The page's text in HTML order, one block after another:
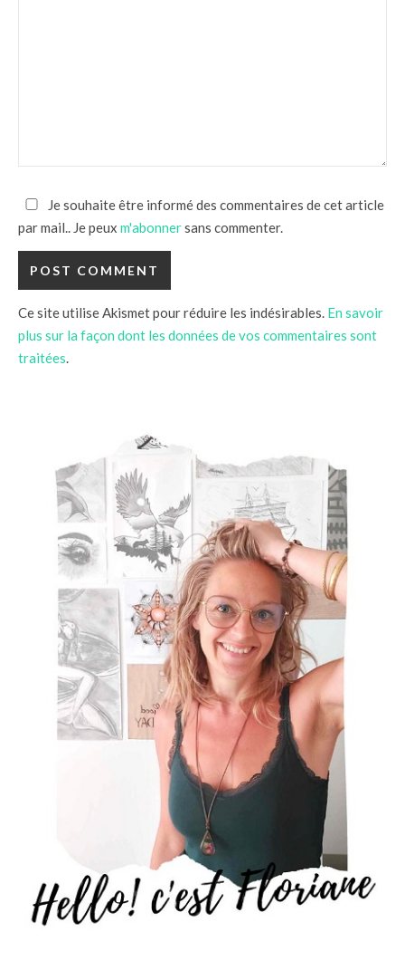
Je souhaite être informé des commentaires de cet article
par mail.. Je peux m'abonnersans commenter.
Ce site utilise Akismet pour réduire les indésirables. En savoir
plus sur la façon dont les données de vos commentaires sont
traitées.